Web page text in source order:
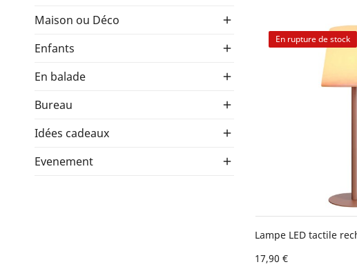
Maison ou Déco 
Enfants 
En balade 
Bureau 
Idées cadeaux 
Evenement 
En rupture de stock
Lampe LED tactile
17,90 €